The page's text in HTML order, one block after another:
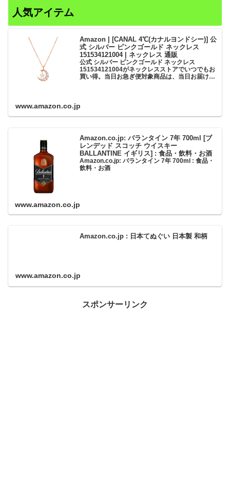
人気アイテム
Amazon | [CANAL 4℃(カナルヨンドシー)] 公
式 シルバー ピンクゴールド ネックレス
151534121004 | ネックレス 通販
公式 シルバー ピンクゴールド ネックレス
151534121004がネックレスストアでいつでもお
買い得。当日お急ぎ便対象商品は、当日お届け可
www.amazon.co.jp
Amazon.co.jp: バランタイン 7年 700ml [ブ
レンデッド スコッチ ウイスキー
BALLANTINE イギリス] : 食品・飲料・お酒
Amazon.co.jp: バランタイン 7年 700ml : 食品・
飲料・お酒
www.amazon.co.jp
Amazon.co.jp : 日本てぬぐい 日本製 和柄
www.amazon.co.jp
スポンサーリンク